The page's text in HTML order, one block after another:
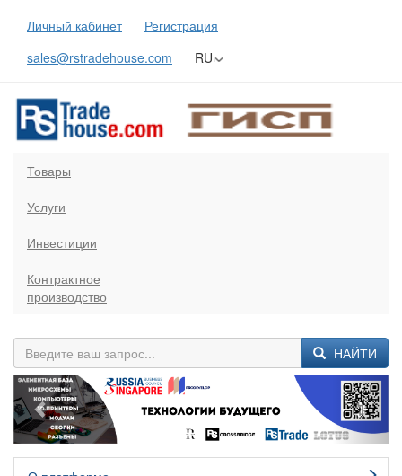
Личный кабинет
Регистрация
sales@rstradehouse.com
RU
Товары
Услуги
Инвестиции
Контрактное
производство
НАЙТИ
Previous Next